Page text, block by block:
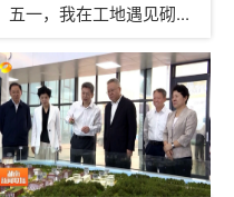
五一，我在工地遇见砌...